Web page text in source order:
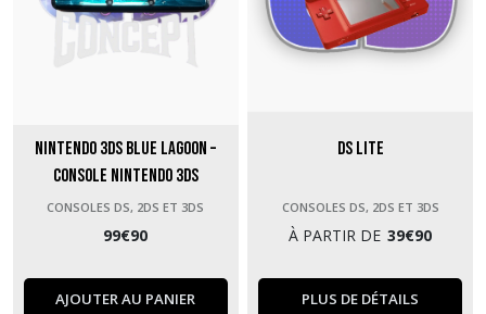
Nintendo 3DS Blue Lagoon –
Console Nintendo 3DS
CONSOLES DS, 2DS ET 3DS
99€90
AJOUTER AU PANIER
DS Lite
CONSOLES DS, 2DS ET 3DS
À PARTIR DE 39€90
PLUS DE DÉTAILS